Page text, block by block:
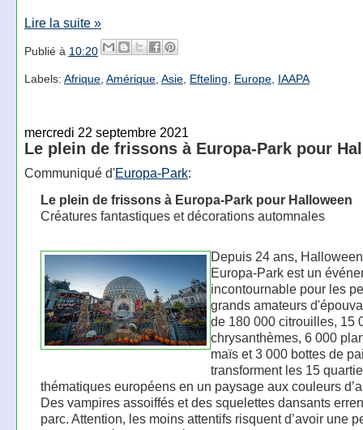
Lire la suite »
Publié à 10:20
Labels: Afrique, Amérique, Asie, Efteling Europe, IAAPA
mercredi 22 septembre 2021
Le plein de frissons à Europa-Park pour
Communiqué d'Europa-Park:
Le plein de frissons à Europa-Park pour Halloween
Créatures fantastiques et décorations automnales
Depuis 24 ans,
Europa-Park est un
incontournable pour les
grands amateurs
de 180 000 citrouilles, 15
chrysanthèmes, 6 000
maïs et 3 000 bottes de
transforment les 15
thématiques européens en un paysage aux couleurs
Des vampires assoiffés et des squelettes dansants
parc. Attention, les moins attentifs risquent d’avoir une